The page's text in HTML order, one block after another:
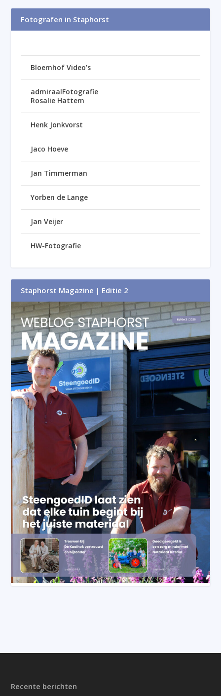
Fotografen in Staphorst
Bloemhof Video’s
admiraalFotografie
Rosalie Hattem
Henk Jonkvorst
Jaco Hoeve
Jan Timmerman
Yorben de Lange
Jan Veijer
HW-Fotografie
Staphorst Magazine | Editie 2
Recente berichten